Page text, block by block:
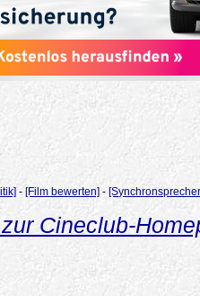
- [Film bewerten]-
Cineclub-